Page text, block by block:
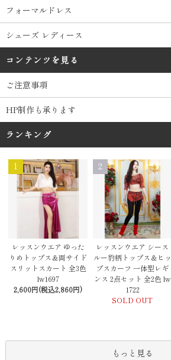
フォーマルドレス
シューズ レディース
コンテンツを見る
ご注意事項
HP制作も承ります
ランキング
1
レッスンウエア ゆった
りめトップス＆両サイド
スリットスカート 全3色
lw1697
2,600円(税込2,860円)
2
レッスンウエア シース
ルー豹柄トップス＆ヒッ
プスカーフ 一体型レギ
ンス 2点セット 全2色 lw
1722
SOLD OUT
もっと見る